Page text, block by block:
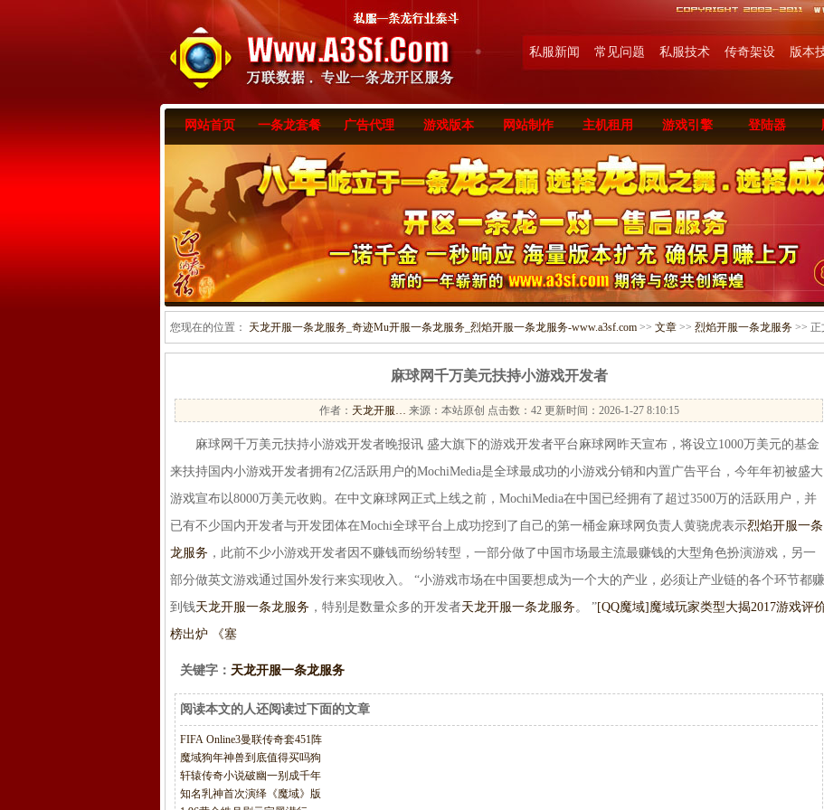
私服新闻 常见问题 私服技术 传奇架设 版本
网站首页 一条龙套餐 广告代理 游戏版本 网站制作 主机租用 游戏引擎 登陆器
您现在的位置： 天龙开服一条龙服务_奇迹Mu开服一条龙服务_烈焰开服一条龙服务-www.a3sf.com >> 文章 >> 烈焰开服一条龙服务 >> 正
麻球网千万美元扶持小游戏开发者
作者： 天龙开服… 来源：本站原创 点击数： 42 更新时间：2026-1-27 8:10:15
麻球网千万美元扶持小游戏开发者晚报讯 盛大旗下的游戏开发者平台麻球网昨天宣布，将设立1000万美元的基金
来扶持国内小游戏开发者拥有2亿活跃用户的MochiMedia是全球最成功的小游戏分销和内置广告平台，今年年初被盛大
游戏宣布以8000万美元收购。在中文麻球网正式上线之前，MochiMedia在中国已经拥有了超过3500万的活跃用户，并
已有不少国内开发者与开发团体在Mochi全球平台上成功挖到了自己的第一桶金麻球网负责人黄骁虎表示烈焰开服一条
龙服务 ，此前不少小游戏开发者因不赚钱而纷纷转型，一部分做了中国市场最主流最赚钱的大型角色扮演游戏，另一
部分做英文游戏通过国外发行来实现收入。 “小游戏市场在中国要想成为一个大的产业，必须让产业链的各个环节都赚
到钱天龙开服一条龙服务 ，特别是数量众多的开发者天龙开服一条龙服务。 ”[QQ魔域]魔域玩家类型大揭2017游戏评
榜出炉 《塞
关键字： 天龙开服一条龙服务
阅读本文的人还阅读过下面的文章
FIFA Online3曼联传奇套451阵
魔域狗年神兽到底值得买吗狗
轩辕传奇小说破幽一别成千年
知名乳神首次演绎《魔域》版